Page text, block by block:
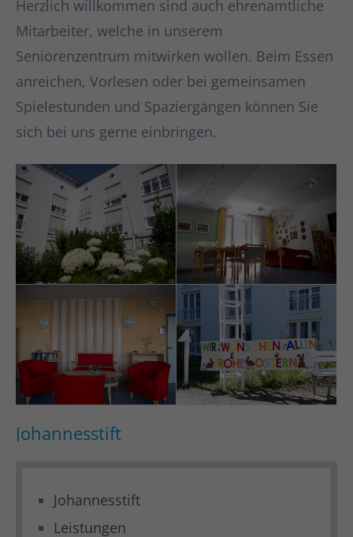
Herzlich willkommen sind auch ehrenamtliche
Mitarbeiter, welche in unserem
Seniorenzentrum mitwirken wollen. Beim Essen
anreichen, Vorlesen oder bei gemeinsamen
Spielestunden und Spaziergängen können Sie
sich bei uns gerne einbringen.
Johannesstift
Johannesstift
Leistungen